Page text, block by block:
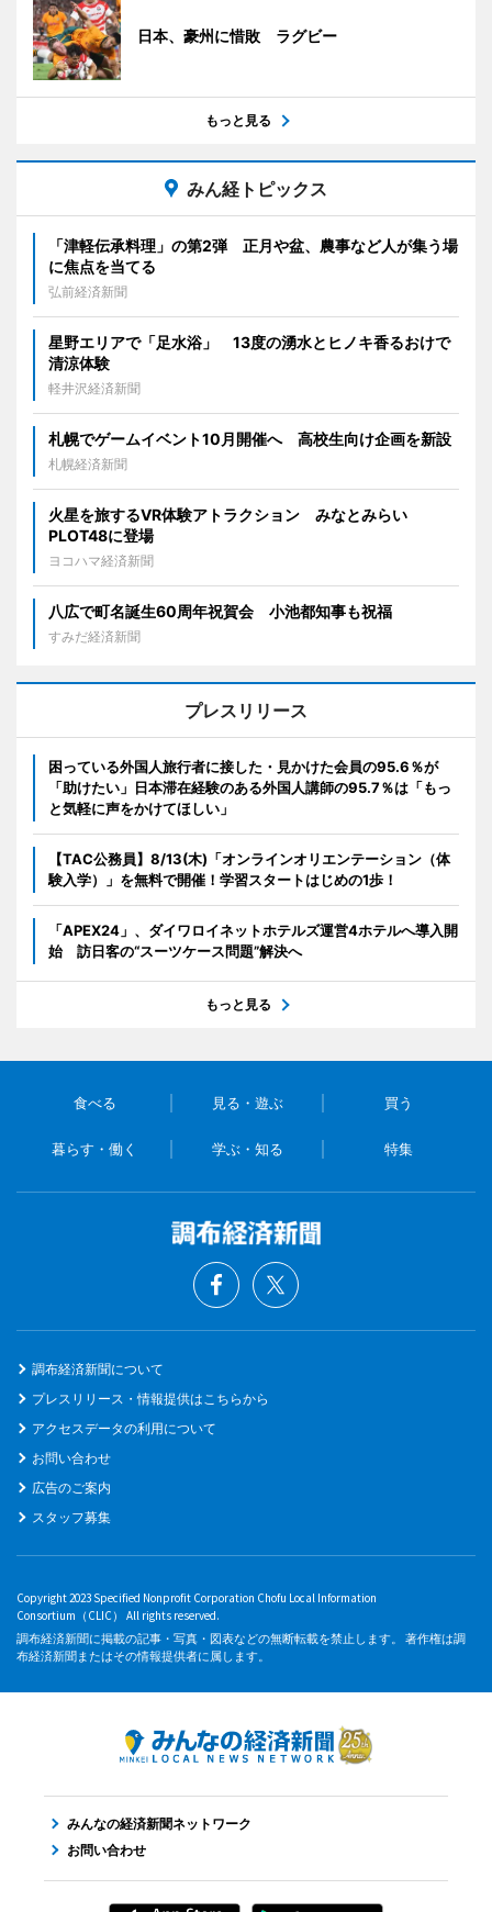
日本、豪州に惜敗 ラグビー
もっと見る
みん経トピックス
「津軽伝承料理」の第2弾 正月や盆、農事など人が集う場
に焦点を当てる
弘前経済新聞
星野エリアで「足水浴」 13度の湧水とヒノキ香るおけで
清涼体験
軽井沢経済新聞
札幌でゲームイベント10月開催へ 高校生向け企画を新設
札幌経済新聞
火星を旅するVR体験アトラクション みなとみらい
PLOT48に登場
ヨコハマ経済新聞
八広で町名誕生60周年祝賀会 小池都知事も祝福
すみだ経済新聞
プレスリリース
困っている外国人旅行者に接した・見かけた会員の95.6％が
「助けたい」日本滞在経験のある外国人講師の95.7％は「もっ
と気軽に声をかけてほしい」
【TAC公務員】8/13(木)「オンラインオリエンテーション（体
験入学）」を無料で開催！学習スタートはじめの1歩！
「APEX24」、ダイワロイネットホテルズ運営4ホテルへ導入開
始 訪日客の“スーツケース問題”解決へ
もっと見る
食べる 見る・遊ぶ 買う
暮らす・働く 学ぶ・知る 特集
調布経済新聞について
プレスリリース・情報提供はこちらから
アクセスデータの利用について
お問い合わせ
広告のご案内
スタッフ募集
Copyright 2023 Specified Nonprofit Corporation Chofu Local Information
Consortium（CLIC） All rights reserved.
調布経済新聞に掲載の記事・写真・図表などの無断転載を禁止します。 著作権は調
布経済新聞またはその情報提供者に属します。
みんなの経済新聞ネットワーク
お問い合わせ